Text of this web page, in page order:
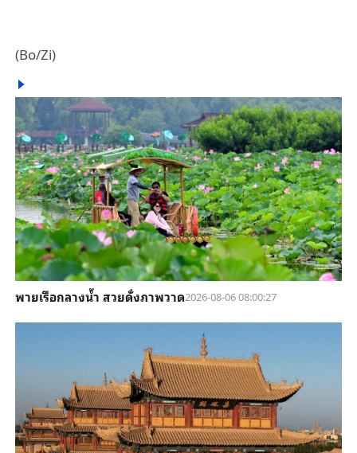
(Bo/Zi)
พายเรือกลางน้ำ สวยดั่งภาพวาด2026-08-06 08:00:27